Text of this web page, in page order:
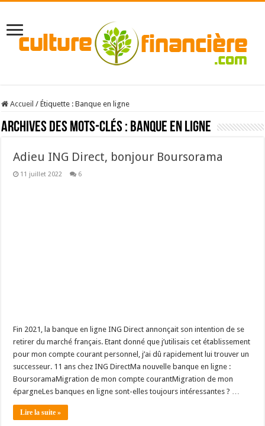
Accueil / Étiquette :Banque en ligne
Archives des mots-clés : Banque en ligne
Adieu ING Direct, bonjour Boursorama
11 juillet 2022 6
Fin 2021, la banque en ligne ING Direct annonçait son intention de se
retirer du marché français. Etant donné que j’utilisais cet établissement
pour mon compte courant personnel, j’ai dû rapidement lui trouver un
successeur. 11 ans chez ING DirectMa nouvelle banque en ligne :
BoursoramaMigration de mon compte courantMigration de mon
épargneLes banques en ligne sont-elles toujours intéressantes ? …
Lire la suite »